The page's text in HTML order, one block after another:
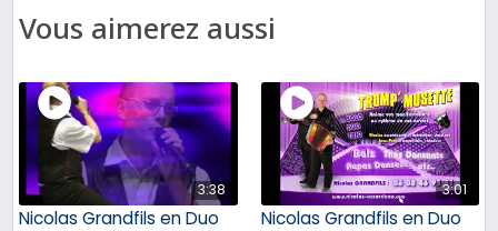
Vous aimerez aussi
3:38
Nicolas Grandfils en Duo
3:01
Nicolas Grandfils en Duo